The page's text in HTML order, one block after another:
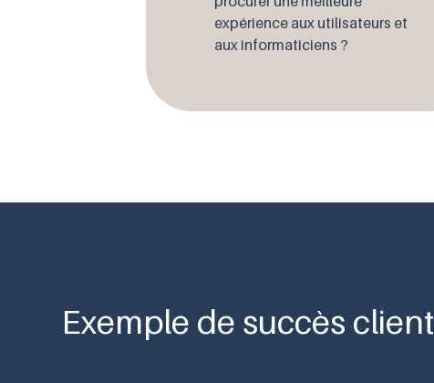
expérience aux utilisateurs et
aux informaticiens ?
Exemple de succès